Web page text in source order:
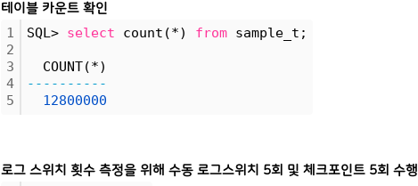
테이블 카운트 확인
1
2
3
4
5
SQL> select count(*) from sample_t;
COUNT(*)
----------
12800000
로그 스위치 횟수 측정을 위해 수동 로그스위치 5회 및 체크포인트 5회 수행